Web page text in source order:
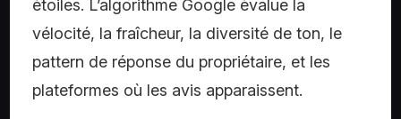
étoiles. L’algorithme Google évalue la
vélocité, la fraîcheur, la diversité de ton, le
pattern de réponse du propriétaire, et les
plateformes où les avis apparaissent.